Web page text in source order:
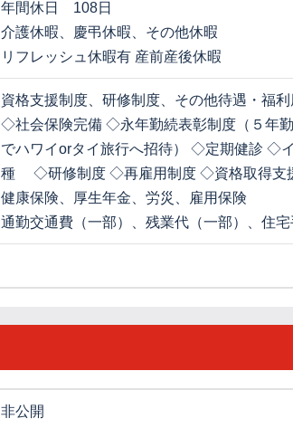
年間休日 108日
介護休暇、慶弔休暇、その他休暇
リフレッシュ休暇有 産前産後休暇
資格支援制度、研修制度、その他待遇・福利
◇社会保険完備 ◇永年勤続表彰制度（５年
でハワイorタイ旅行へ招待） ◇定期健診 ◇
種 ◇研修制度 ◇再雇用制度 ◇資格取得支
健康保険、厚生年金、労災、雇用保険
通勤交通費（一部）、残業代（一部）、住
非公開